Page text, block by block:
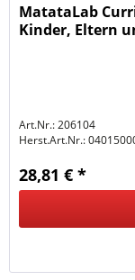
MatataLab
Kinder, Eltern
Art.Nr.: 206104
Herst.Art.Nr.:
28,81 € *